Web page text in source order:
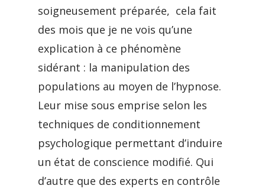
soigneusement préparée, cela fait
des mois que je ne vois qu’une
explication à ce phénomène
sidérant : la manipulation des
populations au moyen de l’hypnose.
Leur mise sous emprise selon les
techniques de conditionnement
psychologique permettant d’induire
un état de conscience modifié. Qui
d’autre que des experts en contrôle